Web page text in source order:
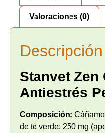
Valoraciones (0)
Descripción
Stanvet Zen
Antiestrés
Composición:
de té verde: 250 mg